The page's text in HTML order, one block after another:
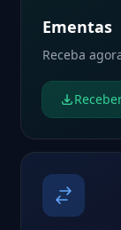
Ementas
Receba